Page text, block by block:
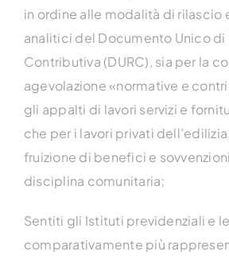
in ordine alle modalità di rilascio
analitici del Documento Unico di
Contributiva (DURC), sia per la
agevolazione «normative e
gli appalti di lavori servizi e
che per i lavori privati
fruizione di benefici e
disciplina comunitaria;
Sentiti gli Istituti previdenziali e
comparativamente più